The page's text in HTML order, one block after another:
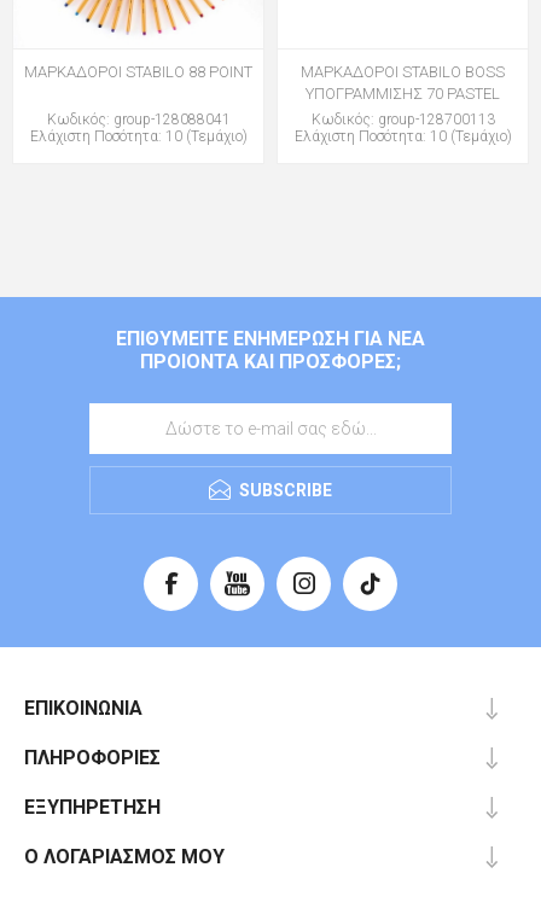
ΜΑΡΚΑΔΟΡΟΙ STABILO 88 POINT
Κωδικός: group-128088041
Ελάχιστη Ποσότητα: 10 (Τεμάχιο)
ΜΑΡΚΑΔΟΡΟΙ STABILO BOSS
ΥΠΟΓΡΑΜΜΙΣΗΣ 70 PASTEL
Κωδικός: group-128700113
Ελάχιστη Ποσότητα: 10 (Τεμάχιο)
ΕΠΙΘΥΜΕΊΤΕ ΕΝΗΜΈΡΩΣΗ ΓΙΑ ΝΈΑ
ΠΡΟΙΌΝΤΑ ΚΑΙ ΠΡΟΣΦΟΡΈΣ;
SUBSCRIBE
ΕΠΙΚΟΙΝΩΝΊΑ
ΠΛΗΡΟΦΟΡΊΕΣ
ΕΞΥΠΗΡΈΤΗΣΗ
Ο ΛΟΓΑΡΙΑΣΜΌΣ ΜΟΥ